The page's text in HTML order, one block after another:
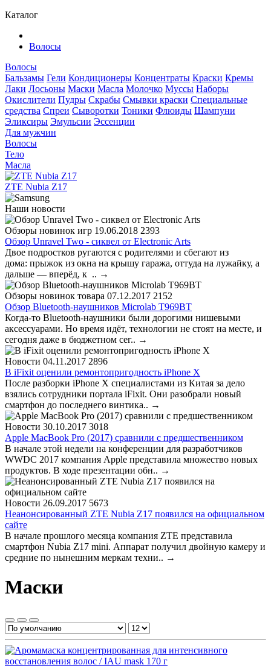
Каталог
Волосы
Волосы
Бальзамы Гели Кондиционеры Концентраты Краски Кремы
Лаки Лосьоны Маски Масла Молочко Муссы Наборы
Окислители Пудры Скрабы Смывки краски Специальные
средства Спреи Сыворотки Тоники Флюиды Шампуни
Эликсиры Эмульсии Эссенции
Для мужчин
Волосы
Тело
Масла
ZTE Nubia Z17
Наши новости
Обзоры новинок игр 19.06.2018 2393
Обзор Unravel Two - сиквел от Electronic Arts
Двое подростков ругаются с родителями и сбегают из
дома: прыжок из окна на крышу гаража, оттуда на лужайку, а
дальше — вперёд, к .. →
Обзоры новинок товара 07.12.2017 2152
Обзор Bluetooth-наушников Microlab T969BT
Когда-то Bluetooth-наушники были дорогими нишевыми
аксессуарами. Но время идёт, технологии не стоят на месте, и
сегодня даже в бюджетном сег.. →
Новости 04.11.2017 2896
В iFixit оценили ремонтопригодность iPhone X
После разборки iPhone X специалистами из Китая за дело
взялись сотрудники портала iFixit. Они разобрали новый
смартфон до последнего винтика.. →
Новости 30.10.2017 3018
Apple MacBook Pro (2017) сравнили с предшественником
В начале этой недели на конференции для разработчиков
WWDC 2017 компания Apple представила множество новых
продуктов. В ходе презентации обн.. →
Новости 26.09.2017 5673
Неанонсированный ZTE Nubia Z17 появился на официальном
сайте
В начале прошлого месяца компания ZTE представила
смартфон Nubia Z17 mini. Аппарат получил двойную камеру и
средние по нынешним меркам техни.. →
Маски